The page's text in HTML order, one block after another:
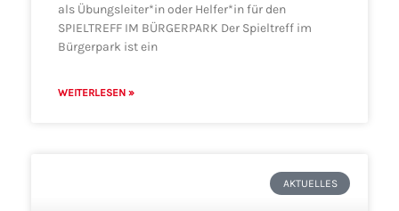
als Übungsleiter*in oder Helfer*in für den
SPIELTREFF IM BÜRGERPARK Der Spieltreff im
Bürgerpark ist ein
WEITERLESEN »
AKTUELLES